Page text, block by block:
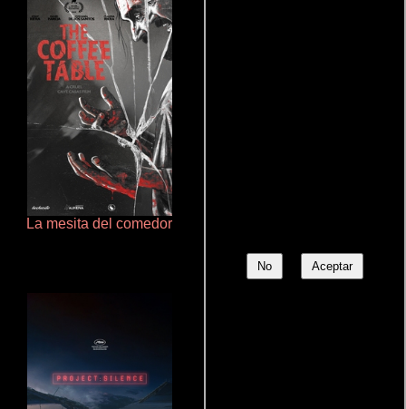
No Aceptar
La mesita del comedor